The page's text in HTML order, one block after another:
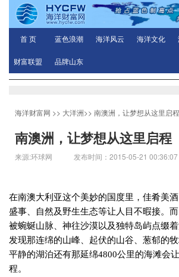
首 页 蓝色浪潮 海洋风云 海洋文化
财富联盟 品牌山东
海洋财富网 >> 大洋洲>> 南澳洲，让梦想从这里启程
南澳洲，让梦想从这里启程
来源:环球网 发布时间：2015-05-21
在南澳大利亚这个美妙的国度里，佳肴美
盛事、自然及野生生态等让人目不暇接。
被蜿蜒山脉、神往沙漠以及独特岛屿点缀
发现那连绵的山峰、起伏的山谷、葱郁的牧
平静的湖泊还有那延绵4800公里的海滩会
程。